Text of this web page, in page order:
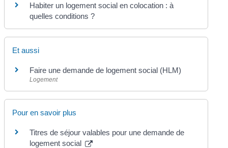
Habiter un logement social en colocation : à
quelles conditions ?
Et aussi
Faire une demande de logement social (HLM)
Logement
Pour en savoir plus
Titres de séjour valables pour une demande de
logement social